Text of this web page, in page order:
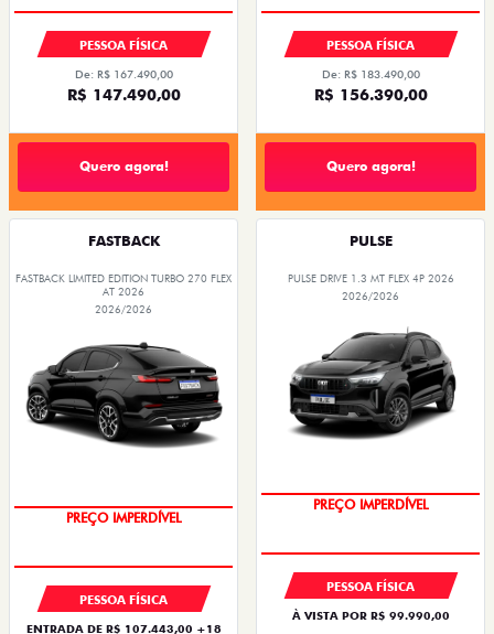
PESSOA FÍSICA
De: R$ 167.490,00
R$ 147.490,00
Quero agora!
PESSOA FÍSICA
De: R$ 183.490,00
R$ 156.390,00
Quero agora!
FASTBACK
FASTBACK LIMITED EDITION TURBO 270 FLEX
AT 2026
2026/2026
PREÇO IMPERDÍVEL
PESSOA FÍSICA
ENTRADA DE R$ 107.443,00 +18
PULSE
PULSE DRIVE 1.3 MT FLEX 4P 2026
2026/2026
PREÇO IMPERDÍVEL
PESSOA FÍSICA
À VISTA POR R$ 99.990,00